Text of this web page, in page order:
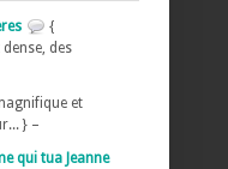
{
des
et
} –
qui tua Jeanne